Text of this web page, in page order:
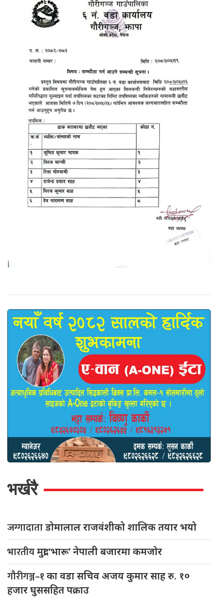
भर्खरै
जग्गादाताडोमालाल राजवंशीको शालिक तयार भयो
भारतीयमुद्रा ‘भारू’ नेपाली बजारमा कमजाेर
गौरीगञ्ज–१का वडा सचिव अजय कुमार साह रु. १०
हजार घुससहित पक्राउ